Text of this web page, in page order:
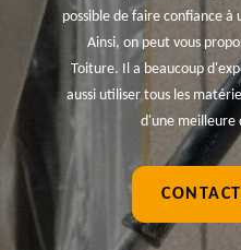
possible de faire confiance
Ainsi, on peut vous
Toiture. Il a beaucoup
aussi utiliser tous les
d'une meilleure